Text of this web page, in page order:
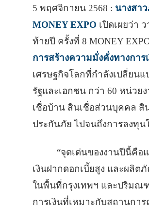
5 พฤศจิกายน 2568 : นางสา
MONEY EXPO เปิดเผยว่า
ท้ายปี ครั้งที่ 8 MONEY
การสร้างความมั่งคั่งทางกา
เศรษฐกิจโลกที่กำลังเปลี่ยน
รัฐและเอกชน กว่า 60 หน่ว
เชื่อบ้าน สินเชื่อส่วนบุคคล สิ
ประกันภัย ไปจนถึงการลงทุ
“จุดเด่นของงานปีนี้คื
เงินฝากดอกเบี้ยสูง และผลิ
ในพื้นที่กรุงเทพฯ และปริมณ
การเงินที่เหมาะกับสถานกา